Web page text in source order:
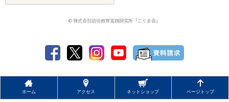
© 株式会社幼児教育実践研究所「こぐま会」
ホーム アクセス ネットショップ ページトップ